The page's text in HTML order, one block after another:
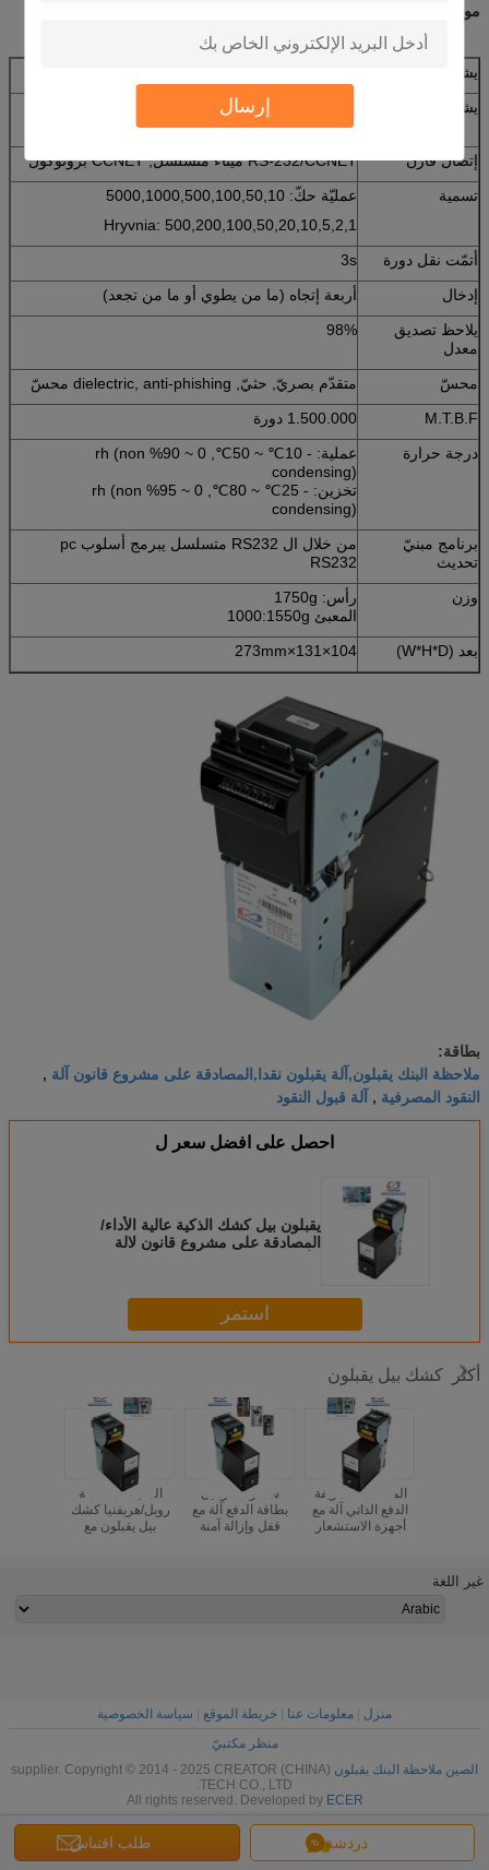
إرسال
مواصفة:
يشغل جهد فلطيّ
يشغل تيار
قمة: 2000mA
إتصال قارن
RS-232/CCNET ميناء متسلسل, CCNET بروتوكول
تسمية
عمليّة حكّ: 5000,1000,500,100,50,10
Hryvnia: 500,200,100,50,20,10,5,2,1
أتمّت نقل دورة
3s
إدخال
أربعة إتجاه (ما من يطوي أو ما من تجعد)
يلاحظ تصديق
معدل
98%
محسّ
متقدّم بصريّ, حثيّ, dielectric, anti-phishing محسّ
M.T.B.F
1.500.000 دورة
درجة حرارة
عملية: - 10℃ ~ 50℃, 0 ~ 90% rh (non
condensing)
تخزين: - 25℃ ~ 80℃, 0 ~ 95% rh (non
condensing)
برنامج مبنيّ
تحديث
من خلال ال RS232 متسلسل يبرمج أسلوب pc
RS232
وزن
رأس: 1750g
المعبئ 1000:1550g
بعد (W*H*D)
104×131×273mm
بطاقة:
ملاحظة البنك يقبلون,آلة يقبلون نقدا,المصادقة على مشروع قانون آلة ,
النقود المصرفية , آلة قبول النقود
احصل على افضل سعر ل
يقبلون بيل كشك الذكية عالية الأداء/
المصادقة على مشروع قانون لالة
استمر
أكثر كشك بيل يقبلون
الذكية المتكاملة
روبل/هريفنيا كشك
بيل يقبلون مع
سمارت موبايل
بطاقة الدفع آلة مع
قفل وإزالة آمنة
المضادة - المزيفة
الدفع الذاتي آلة مع
أجهزة الاستشعار
دردشة طلب اقتباس
غير اللغة
منزل معلومات عنا خريطة الموقع
سياسة الخصوصية
منظر مكتبيّ
الصين ملاحظة البنك يقبلون supplier. Copyright © 2014 - 2025 CREATOR (CHINA)
TECH CO., LTD.
All rights reserved. Developed by ECER